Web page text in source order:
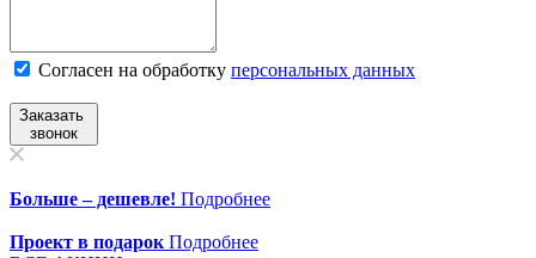
Согласен на обработку персональныx данных
Заказать
звонок
Больше – дешевле! Подробнее
Проект в подарок Подробнее